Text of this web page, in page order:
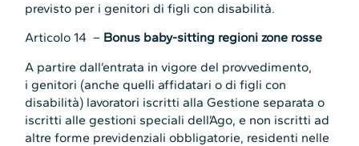
previsto per i genitori di figli con disabilità.
Articolo 14 – Bonus baby-sitting regioni zone rosse
A partire dall’entrata in vigore del provvedimento,
i genitori (anche quelli affidatari o di figli con
disabilità) lavoratori iscritti alla Gestione separata o
iscritti alle gestioni speciali dell’Ago, e non iscritti ad
altre forme previdenziali obbligatorie, residenti nelle